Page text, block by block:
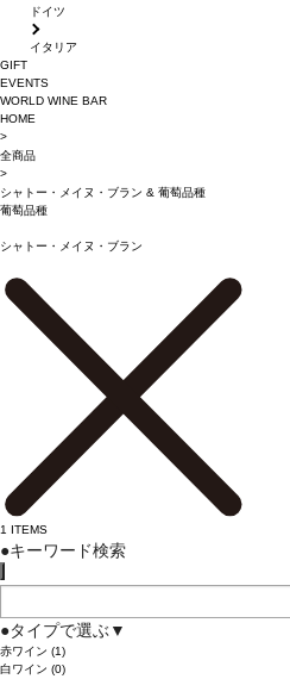
ドイツ
イタリア
GIFT
EVENTS
WORLD WINE BAR
HOME
>
全商品
>
シャトー・メイヌ・ブラン & 葡萄品種
葡萄品種
シャトー・メイヌ・ブラン
1 ITEMS
●キーワード検索
●タイプで選ぶ ▼
赤ワイン (1)
白ワイン (0)